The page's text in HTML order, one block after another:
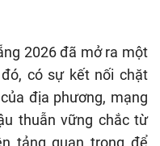
2026 đã mở ra một
có sự kết nối chặt
địa phương, mạng
thuẫn vững chắc từ
tảng quan trọng để